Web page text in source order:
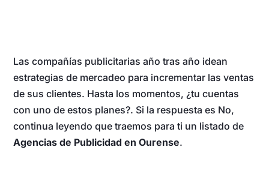
Las compañías publicitarias año tras año idean
estrategias de mercadeo para incrementar las ventas
de sus clientes. Hasta los momentos, ¿tu cuentas
con uno de estos planes?. Si la respuesta es No,
continua leyendo que traemos para ti un listado de
Agencias de Publicidad en Ourense.